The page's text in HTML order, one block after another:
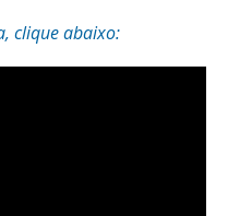
clique abaixo: